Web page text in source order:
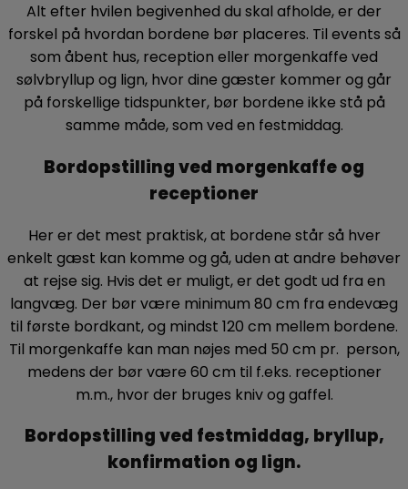
Alt efter hvilen begivenhed du skal afholde, er der
forskel på hvordan bordene bør placeres. Til events så
som åbent hus, reception eller morgenkaffe ved
sølvbryllup og lign, hvor dine gæster kommer og går
på forskellige tidspunkter, bør bordene ikke stå på
samme måde, som ved en festmiddag.
Bordopstilling ved morgenkaffe og
receptioner
Her er det mest praktisk, at bordene står så hver
enkelt gæst kan komme og gå, uden at andre behøver
at rejse sig. Hvis det er muligt, er det godt ud fra en
langvæg. Der bør være minimum 80 cm fra endevæg
til første bordkant, og mindst 120 cm mellem bordene.
Til morgenkaffe kan man nøjes med 50 cm pr. person,
medens der bør være 60 cm til f.eks. receptioner
m.m., hvor der bruges kniv og gaffel.
Bordopstilling ved festmiddag, bryllup,
konfirmation og lign.